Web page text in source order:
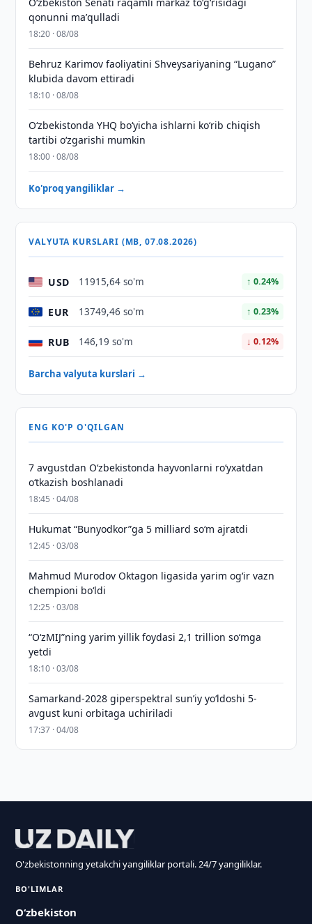
qonunni maʼqulladi
18:20 · 08/08
Behruz Karimov faoliyatini Shveysariyaning “Lugano”
klubida davom ettiradi
18:10 · 08/08
O‘zbekistonda YHQ bo‘yicha ishlarni ko‘rib chiqish
tartibi o‘zgarishi mumkin
18:00 · 08/08
Ko'proq yangiliklar →
VALYUTA KURSLARI (MB, 07.08.2026)
USD 11915,64 so'm ↑ 0.24%
EUR 13749,46 so'm ↑ 0.23%
RUB 146,19 so'm ↓ 0.12%
Barcha valyuta kurslari →
ENG KO'P O'QILGAN
7 avgustdan O‘zbekistonda hayvonlarni ro‘yxatdan
o‘tkazish boshlanadi
18:45 · 04/08
Hukumat “Bunyodkor”ga 5 milliard so‘m ajratdi
12:45 · 03/08
Mahmud Murodov Oktagon ligasida yarim og‘ir vazn
chempioni bo‘ldi
12:25 · 03/08
“O‘zMIJ”ning yarim yillik foydasi 2,1 trillion so‘mga
yetdi
18:10 · 03/08
Samarkand-2028 giperspektral sun’iy yo‘ldoshi 5-
avgust kuni orbitaga uchiriladi
17:37 · 04/08
O'zbekistonning yetakchi yangiliklar portali. 24/7 yangiliklar.
BO'LIMLAR
O‘zbekiston